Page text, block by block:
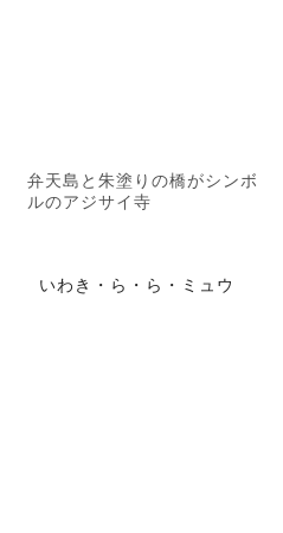
弁天島と朱塗りの橋がシンボ
ルのアジサイ寺
いわき・ら・ら・ミュウ